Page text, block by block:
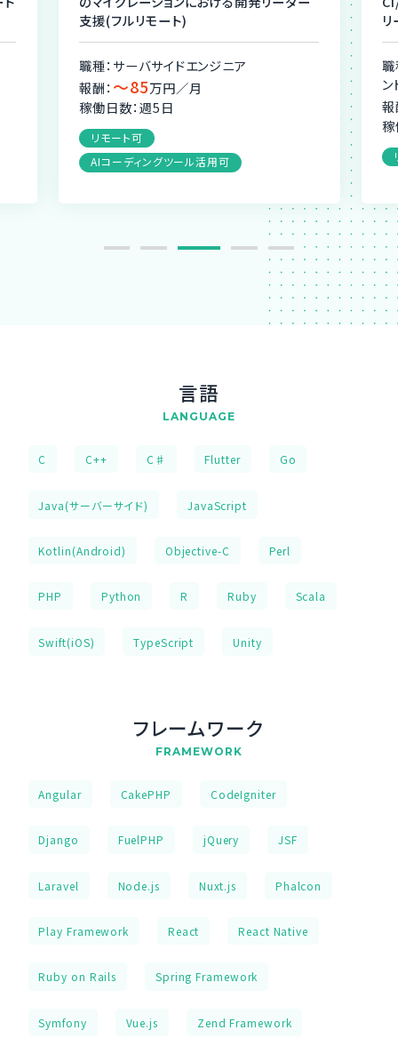
支援(フルリモート)
職種：サーバサイドエンジニア
報酬： 〜85万円／月
稼働日数：週5日
リモート可
AIコーディングツール活用可
職
ン
報
言語
LANGUAGE
C C++ C♯ Flutter Go
Java(サーバーサイド) JavaScript
Kotlin(Android) Objective-C Perl
PHP Python R Ruby Scala
Swift(iOS) TypeScript Unity
フレームワーク
FRAMEWORK
Angular CakePHP CodeIgniter
Django FuelPHP jQuery JSF
Laravel Node.js Nuxt.js Phalcon
Play Framework React React Native
Ruby on Rails Spring Framework
Symfony Vue.js Zend Framework